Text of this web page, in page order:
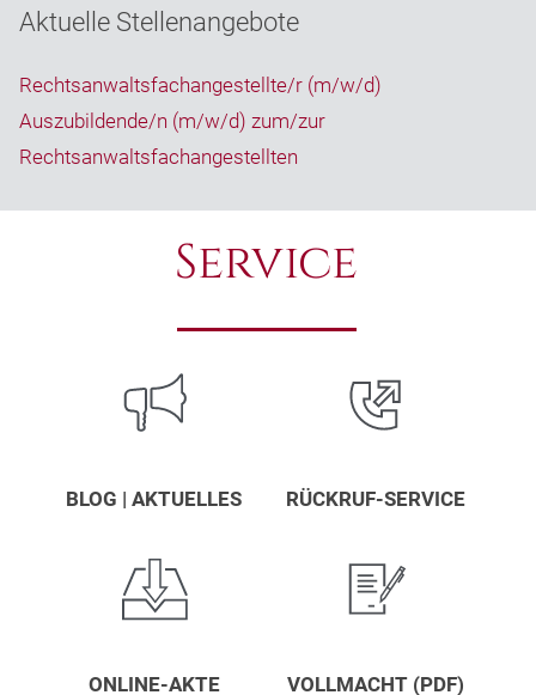
Aktuelle Stellenangebote
Rechtsanwaltsfachangestellte/r (m/w/d)
Auszubildende/n (m/w/d) zum/zur
Rechtsanwaltsfachangestellten
Service
BLOG | AKTUELLES RÜCKRUF-SERVICE
ONLINE-AKTE VOLLMACHT (PDF)